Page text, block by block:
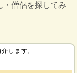
・僧侶を探してみ
します。